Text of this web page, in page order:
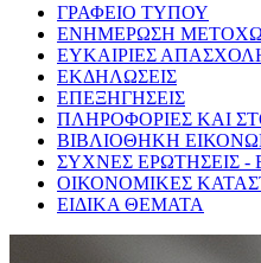
ΓΡΑΦΕΙΟ ΤΥΠΟΥ
ΕΝΗΜΕΡΩΣΗ
ΕΥΚΑΙΡΙΕΣ
ΕΚΔΗΛΩΣΕΙΣ
ΕΠΕΞΗΓΗΣΕΙΣ
ΠΛΗΡΟΦΟΡΙΕΣ ΚΑΙ
ΒΙΒΛΙΟΘΗΚΗ
ΣΥΧΝΕΣ ΕΡΩΤΗΣΕΙΣ -
ΟΙΚΟΝΟΜΙΚΕΣ
ΕΙΔΙΚΑ ΘΕΜΑΤΑ